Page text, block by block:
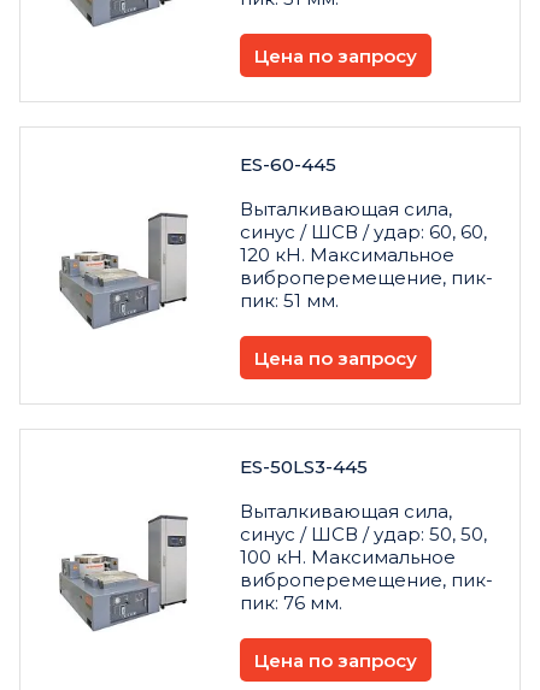
Цена по запросу
ES-60-445
Выталкивающая сила,
синус / ШСВ / удар: 60, 60,
120 кН. Максимальное
виброперемещение, пик-
пик: 51 мм.
Цена по запросу
ES-50LS3-445
Выталкивающая сила,
синус / ШСВ / удар: 50, 50,
100 кН. Максимальное
виброперемещение, пик-
пик: 76 мм.
Цена по запросу